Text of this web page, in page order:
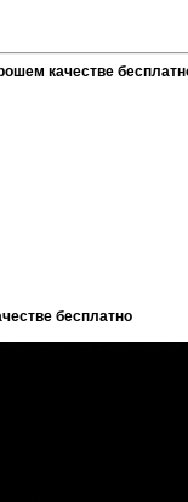
качестве
бесплатно